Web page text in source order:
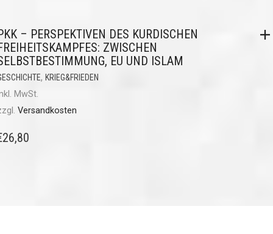
– PERSPEKTIVEN DES KURDISCHEN
ZWISCHEN
EU UND ISLAM
, KRIEG&FRIEDEN
MwSt.
Versandkosten
26,80